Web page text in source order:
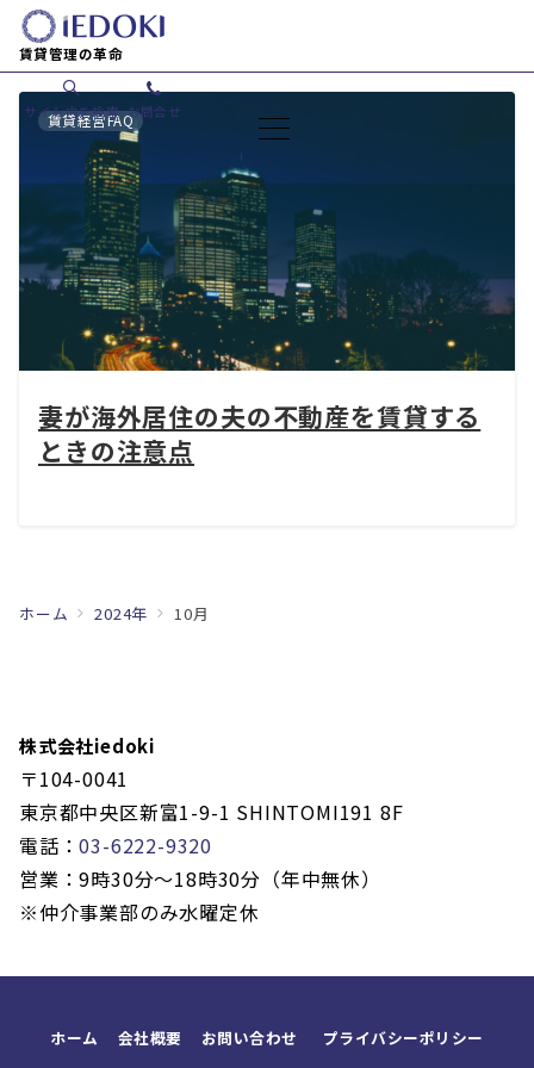
賃貸管理の革命
サイト内を検索 お問合せ
賃貸経営FAQ
妻が海外居住の夫の不動産を賃貸する
ときの注意点
ホーム 2024年 10月
株式会社iedoki
〒104-0041
東京都中央区新富1-9-1 SHINTOMI191 8F
電話：03-6222-9320
営業：9時30分〜18時30分（年中無休）
※仲介事業部のみ水曜定休
ホーム 会社概要 お問い合わせ プライバシーポリシー